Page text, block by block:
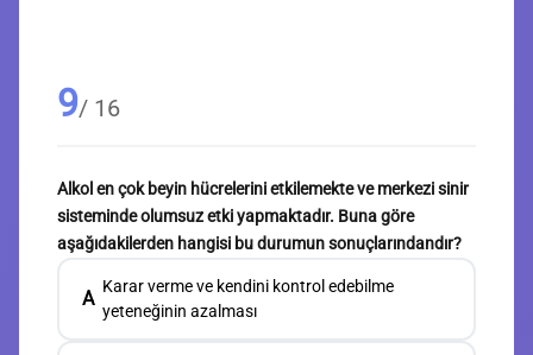
9/ 16
Alkol en çok beyin hücrelerini etkilemekte ve merkezi sinir
sisteminde olumsuz etki yapmaktadır. Buna göre
aşağıdakilerden hangisi bu durumun sonuçlarındandır?
A
Karar verme ve kendini kontrol edebilme
yeteneğinin azalması